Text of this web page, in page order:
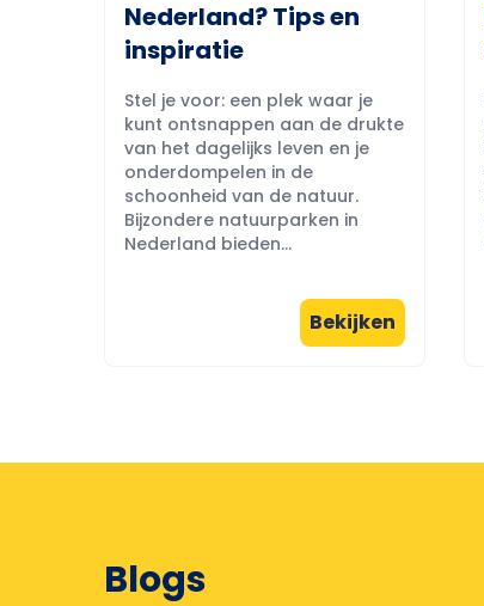
Nederland? Tips en
inspiratie
Stel je voor: een plek waar je
kunt ontsnappen aan de drukte
van het dagelijks leven en je
onderdompelen in de
schoonheid van de natuur.
Bijzondere natuurparken in
Nederland bieden...
Bekijken
Blogs